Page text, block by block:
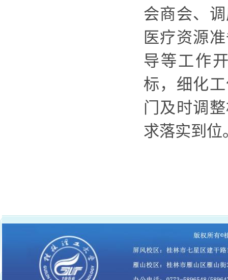
会商会、
医疗资源
导等工作
标， 细化
门及时调
求落实到位